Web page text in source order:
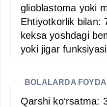
glioblastoma yoki
Ehtiyotkorlik bilan:
keksa yoshdagi
yoki jigar
BOLALARDA
Qarshi ko‘rsatma: